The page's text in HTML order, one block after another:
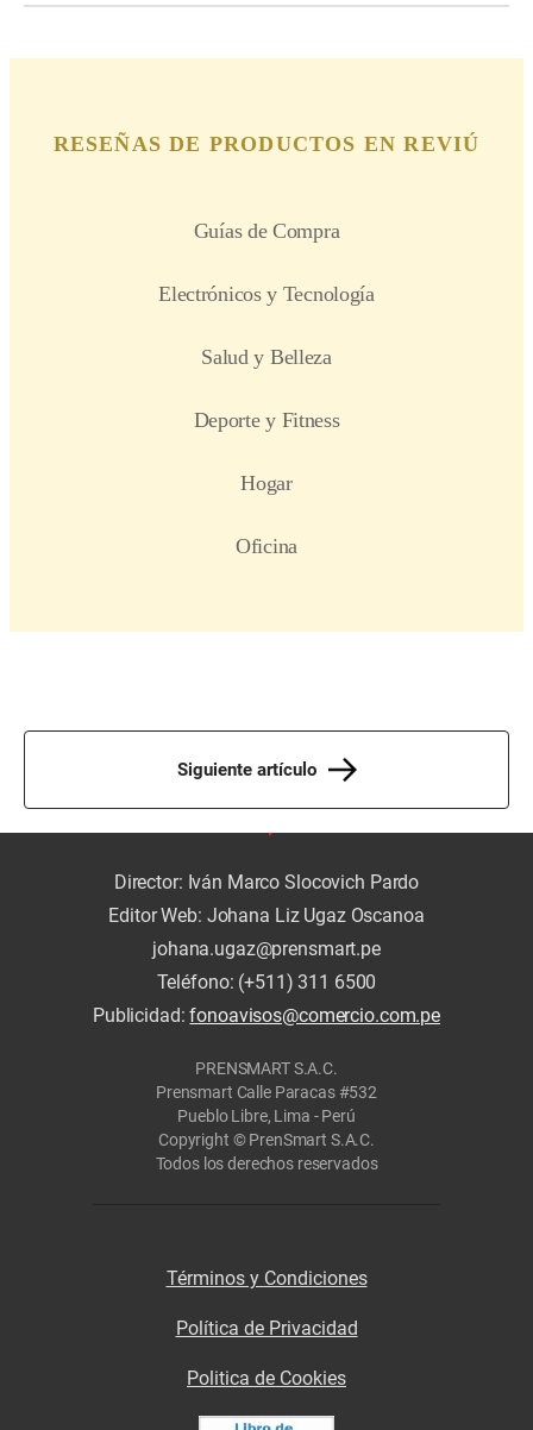
Siguiente artículo
Director: Iván Marco Slocovich Pardo
Editor Web: Johana Liz Ugaz Oscanoa
johana.ugaz@prensmart.pe
Teléfono: (+511) 311 6500
Publicidad:fonoavisos@comercio.com.pe
PRENSMART S.A.C.
Prensmart Calle Paracas #532
Pueblo Libre, Lima - Perú
Copyright © PrenSmart S.A.C.
Todos los derechos reservados
Términos y Condiciones
Política de Privacidad
Politica de Cookies